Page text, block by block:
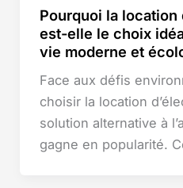
Pourquoi la location
est-elle le choix
vie moderne et
Face aux défis
choisir la location
solution alternative à
gagne en popularité.